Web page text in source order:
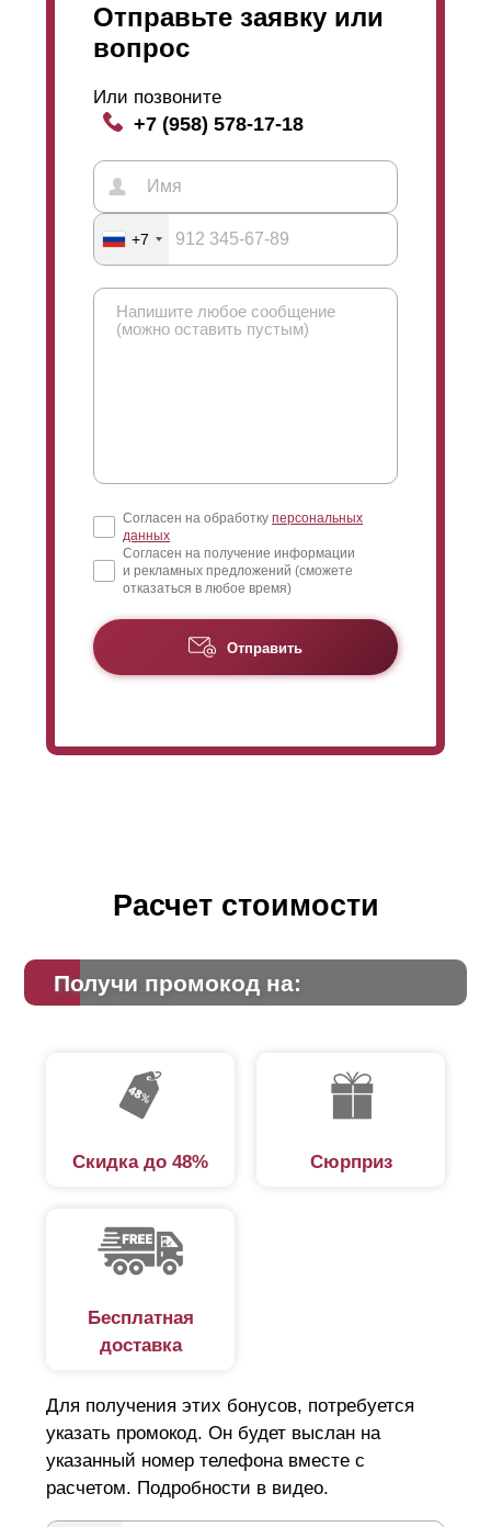
Отправьте заявку или
вопрос
Или позвоните
+7 (958) 578-17-18
+7
Согласен на обработку персональных
данных
Согласен на получение информации
и рекламных предложений (сможете
отказаться в любое время)
Отправить
Расчет стоимости
Получи промокод на:
Скидка до 48% Сюрприз
Бесплатная
доставка
Для получения этих бонусов, потребуется
указать промокод. Он будет выслан на
указанный номер телефона вместе с
расчетом. Подробности в видео.